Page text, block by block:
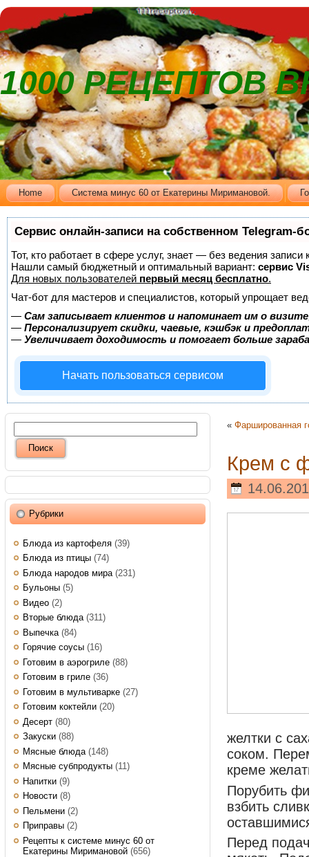
1000 РЕЦЕПТОВ
Home Cистема минус 60 от Екатерины Миримановой.
Сервис онлайн-записи на собственном Telegram-
Тот, кто работает в сфере услуг, знает — без ведения
Нашли самый бюджетный и оптимальный вариант: сервис
Для новых пользователей первый месяц бесплатно.
Чат-бот для мастеров и специалистов, который упрощает
— Сам записывает клиентов и напоминает им о
— Персонализирует скидки, чаевые, кэшбэк и
— Увеличивает доходимость и помогает больше
Начать пользоваться сервисом
Рубрики
Блюда из картофеля (39)
Блюда из птицы (74)
Блюда народов мира (231)
Бульоны (5)
Видео (2)
Вторые блюда(311)
Выпечка (84)
Горячие соусы (16)
Готовим в аэрогриле (88)
Готовим в гриле (36)
Готовим в мультиварке (27)
Готовим коктейли (20)
Десерт (80)
Закуски (88)
Мясные блюда (148)
Мясные субпродукты (11)
Напитки (9)
Новости (8)
Пельмени (2)
Приправы (2)
Рецепты к системе минус 60 от
Екатерины Миримановой (656)
« Фаршированная
Крем с
желтки с
соком.
креме
Порубить
взбить
Перед